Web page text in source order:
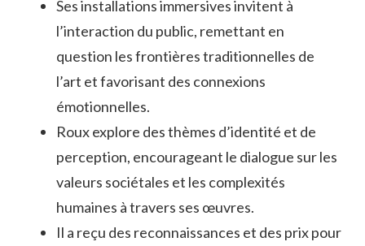
Ses installations immersives invitent à
l’interaction du public, remettant en
question les frontières traditionnelles de
l’art et favorisant des connexions
émotionnelles.
Roux explore des thèmes d’identité et de
perception, encourageant le dialogue sur les
valeurs sociétales et les complexités
humaines à travers ses œuvres.
Il a reçu des reconnaissances et des prix pour